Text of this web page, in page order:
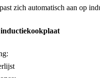
zich automatisch aan op
inductiekookplaat